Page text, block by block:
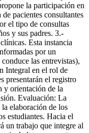
la participación en
pacientes consultantes
el tipo de consultas
y sus padres. 3.-
Esta instancia
por un
las entrevistas),
Integral en el rol de
presentarán el registro
y orientación de la
Evaluación: La
elaboración de los
estudiantes. Hacia el
un trabajo que integre al